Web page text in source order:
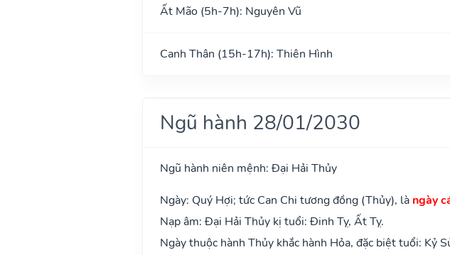
Ất Mão (5h-7h): Nguyên Vũ
Canh Thân (15h-17h): Thiên Hình
Ngũ hành 28/01/2030
Ngũ hành niên mệnh: Đại Hải Thủy
Ngày: Quý Hợi; tức Can Chi tương đồng (Thủy), là ngày
Nạp âm: Đại Hải Thủy kị tuổi: Đinh Tỵ, Ất Tỵ.
Ngày thuộc hành Thủy khắc hành Hỏa, đặc biệt tuổi: Kỷ